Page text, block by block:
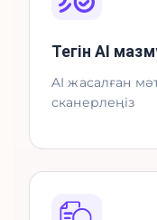
Тегін AI
AI жасалған
сканерлеңіз